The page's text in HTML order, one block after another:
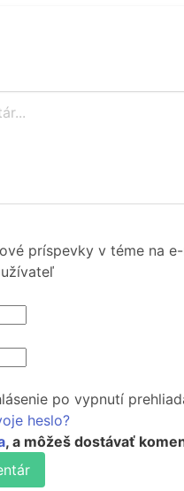
príspevky v téme na
po vypnutí
heslo?
, a môžeš dostávať